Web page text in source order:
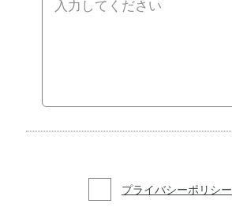
プライバシーポリシー